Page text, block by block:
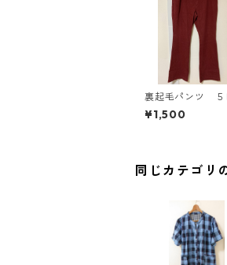
裏起毛パンツ
ボルドー KAE-
¥1,500
同じカテゴリ